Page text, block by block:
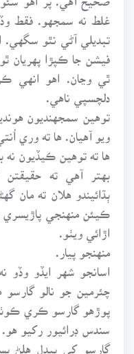
غلط نه سمجهو. فقط
تبديلي آڻي نٿو
فيشن جا ڪپڙا پهريان
ٿي وڃان. اهو انهي
دلچسپي ناهي.
توهين سمجهنديون
ويو آهيان. ها ته وري
ها ته توهين ڪيڏيون نه
بهتر آهي ته حقيقتن
ٻڌائيندو هلان ته مان
ڪيئن منهنجي
اڙائي ويٺو.
منهنجو پيار.
اسانجو شهر ايڏو وڏو
چئرمين جو نالو
پوڙهو گارسو ڪري
سندس ڊرائيور رکيو هو.
گارسو کي پيدل هلڻ